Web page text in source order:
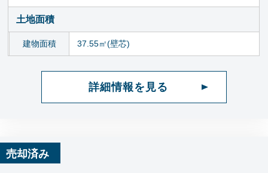
土地面積
建物面積 37.55㎡(壁芯)
詳細情報を見る
売却済み